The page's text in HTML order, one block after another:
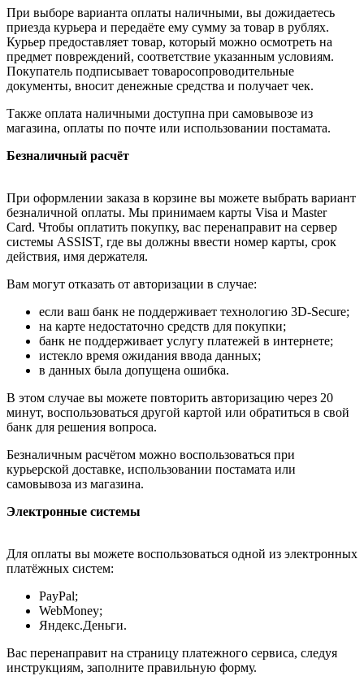
При выборе варианта оплаты наличными, вы дожидаетесь
приезда курьера и передаёте ему сумму за товар в рублях.
Курьер предоставляет товар, который можно осмотреть на
предмет повреждений, соответствие указанным условиям.
Покупатель подписывает товаросопроводительные
документы, вносит денежные средства и получает чек.
Также оплата наличными доступна при самовывозе из
магазина, оплаты по почте или использовании постамата.
Безналичный расчёт
При оформлении заказа в корзине вы можете выбрать вариант
безналичной оплаты. Мы принимаем карты Visa и Master
Card. Чтобы оплатить покупку, вас перенаправит на сервер
системы ASSIST, где вы должны ввести номер карты, срок
действия, имя держателя.
Вам могут отказать от авторизации в случае:
если ваш банк не поддерживает технологию 3D-Secure;
на карте недостаточно средств для покупки;
банк не поддерживает услугу платежей в интернете;
истекло время ожидания ввода данных;
в данных была допущена ошибка.
В этом случае вы можете повторить авторизацию через 20
минут, воспользоваться другой картой или обратиться в свой
банк для решения вопроса.
Безналичным расчётом можно воспользоваться при
курьерской доставке, использовании постамата или
самовывоза из магазина.
Электронные системы
Для оплаты вы можете воспользоваться одной из электронных
платёжных систем:
PayPal;
WebMoney;
Яндекс.Деньги.
Вас перенаправит на страницу платежного сервиса, следуя
инструкциям, заполните правильную форму.